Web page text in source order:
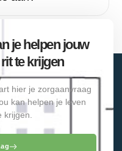
je helpen jouw
te krijgen
hier je zorgaanvraag
kan helpen je leven
krijgen.